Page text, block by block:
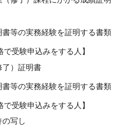
書等の実務経験を証明する書類
で受験申込みをする人】
了）証明書
書等の実務経験を証明する書類
で受験申込みをする人】
の写し